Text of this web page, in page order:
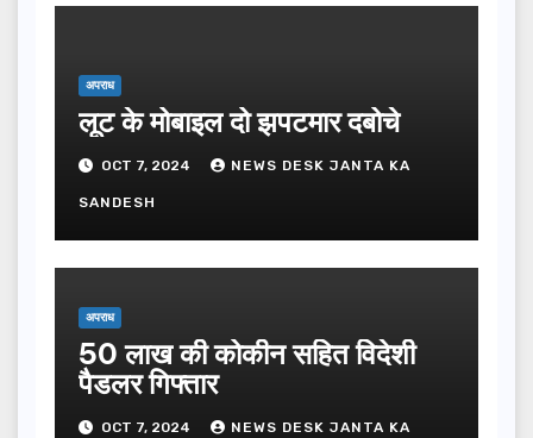
अपराध
लूट के मोबाइल दो झपटमार दबोचे
OCT 7, 2024 NEWS DESK JANTA KA
SANDESH
अपराध
50 लाख की कोकीन सहित विदेशी
पैडलर गिफ्तार
OCT 7, 2024 NEWS DESK JANTA KA